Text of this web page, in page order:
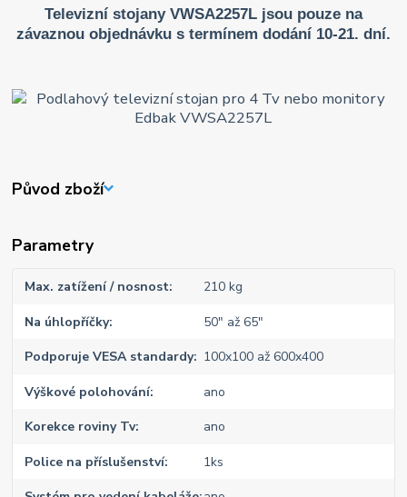
Televizní stojany VWSA2257L jsou pouze na
závaznou objednávku s termínem dodání 10-21. dní.
Původ zboží
Parametry
Max. zatížení / nosnost 210 kg
Na úhlopříčky 50" až 65"
Podporuje VESA standardy 100x100 až 600x400
Výškové polohování ano
Korekce roviny Tv ano
Police na příslušenství 1ks